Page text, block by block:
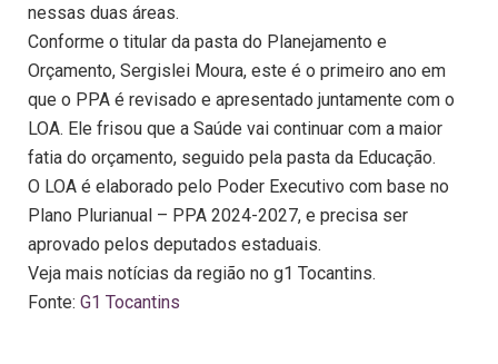
nessas duas áreas.
Conforme o titular da pasta do Planejamento e
Orçamento, Sergislei Moura, este é o primeiro ano em
que o PPA é revisado e apresentado juntamente com o
LOA. Ele frisou que a Saúde vai continuar com a maior
fatia do orçamento, seguido pela pasta da Educação.
O LOA é elaborado pelo Poder Executivo com base no
Plano Plurianual – PPA 2024-2027, e precisa ser
aprovado pelos deputados estaduais.
Veja mais notícias da região no g1 Tocantins.
Fonte: G1 Tocantins